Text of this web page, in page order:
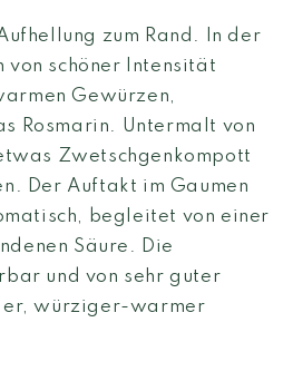
zum Rand. In der
von schöner Intensität
Gewürzen,
Rosmarin. Untermalt von
Zwetschgenkompott
Der Auftakt im Gaumen
begleitet von einer
Säure. Die
und von sehr guter
würziger-warmer